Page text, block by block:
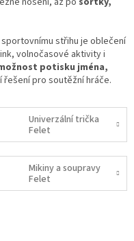
střihu je oblečení
volnočasové aktivity i
potisku jména,
řešení pro soutěžní hráče.
Univerzální trička
Felet
Mikiny a soupravy
Felet